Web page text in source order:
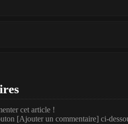
cet article !
[Ajouter un commentaire] ci-